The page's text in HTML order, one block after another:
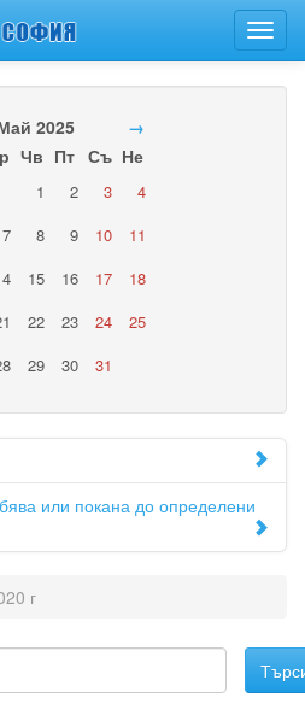
2025
→
Чв Пт Съ Не
1 2 3
4
7 8 9 10
11
15 16 17
18
22 23 24
25
29 30 31
или покана до определени
г